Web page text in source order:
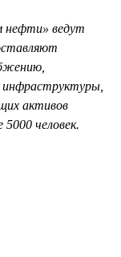
нефти» ведут
активов
человек.